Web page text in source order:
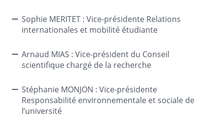
Sophie MERITET : Vice-présidente Relations
internationales et mobilité étudiante
Arnaud MIAS : Vice-président du Conseil
scientifique chargé de la recherche
Stéphanie MONJON : Vice-présidente
Responsabilité environnementale et sociale de
l’université